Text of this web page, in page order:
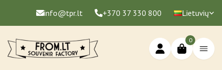
info@tpr.lt +370 37 330 800 Lietuvių
0